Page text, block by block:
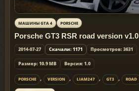
МАШИНЫ GTA 4 PORSCHE
Porsche GT3 RSR road version v1.0
2014-07-27 Скачали: 1171 Просмотров: 3631
Размер: 10.9 MB Версия: 1.0
PORSCHE , VERSION , LIAM247 , GT3 , ROAD